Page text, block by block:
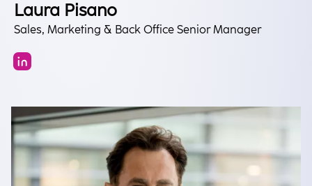
Laura Pisano
Sales, Marketing & Back Office Senior Manager